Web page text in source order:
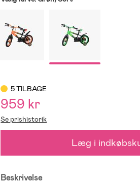
5 TILBAGE
959 kr
Se prishistorik
Læg i
Beskrivelse